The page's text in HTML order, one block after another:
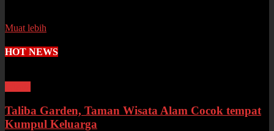
Muat lebih
HOT NEWS
Taliba Garden, Taman Wisata Alam Cocok tempat
Kumpul Keluarga